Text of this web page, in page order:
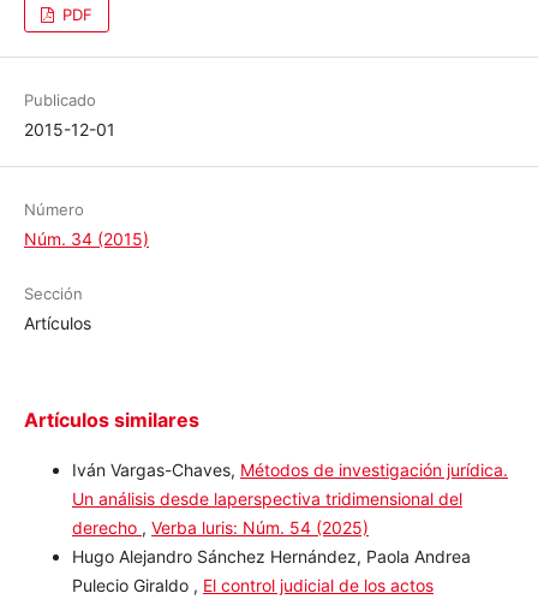
Publicado
Núm. 34 (2015)
Artículos similares
Iván Vargas-Chaves,Métodos de investigación
jurídica. Un análisis desde laperspectiva
tridimensional del derecho,Verba luris: Núm. 54